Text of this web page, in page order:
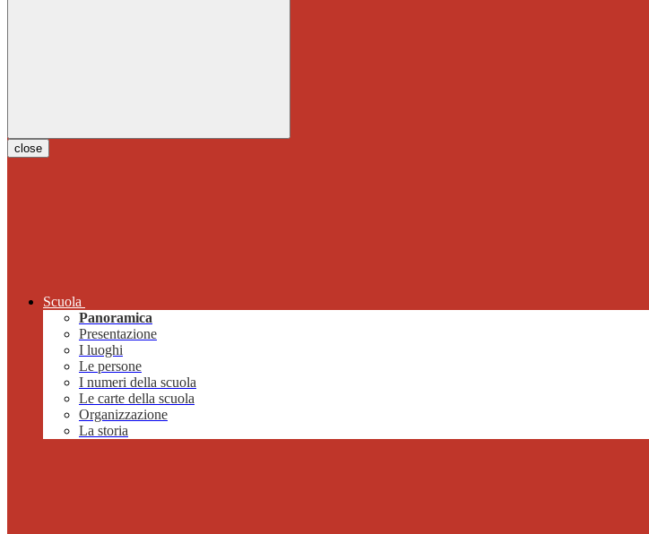
close
Scuola
Panoramica
Presentazione
I luoghi
Le persone
I numeri della scuola
Le carte della scuola
Organizzazione
La storia